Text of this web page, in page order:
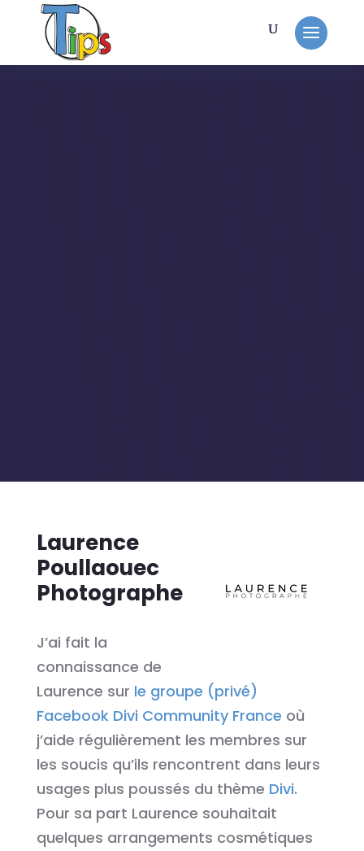
Laurence
Poullaouec
Photographe
J’ai fait la
connaissance de
Laurence sur le groupe (privé)
Facebook Divi Community France où
j’aide régulièrement les membres sur
les soucis qu’ils rencontrent dans leurs
usages plus poussés du thème Divi.
Pour sa part Laurence souhaitait
quelques arrangements cosmétiques